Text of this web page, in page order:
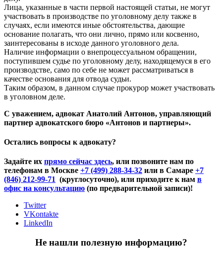
Лица, указанные в части первой настоящей статьи, не могут
участвовать в производстве по уголовному делу также в
случаях, если имеются иные обстоятельства, дающие
основание полагать, что они лично, прямо или косвенно,
заинтересованы в исходе данного уголовного дела.
Наличие информации о внепроцессуальном обращении,
поступившем судье по уголовному делу, находящемуся в его
производстве, само по себе не может рассматриваться в
качестве основания для отвода судьи.
Таким образом, в данном случае прокурор может участвовать
в уголовном деле.
С уважением, адвокат Анатолий Антонов, управляющий
партнер адвокатского бюро «Антонов и партнеры».
Остались вопросы к адвокату?
Задайте их прямо сейчас здесь, или позвоните нам по
телефонам в Москве +7 (499) 288-34-32 или в Самаре +7
(846) 212-99-71 (круглосуточно), или приходите к нам в
офис на консультацию (по предварительной записи)!
Twitter
VKontakte
LinkedIn
Не нашли полезную информацию?